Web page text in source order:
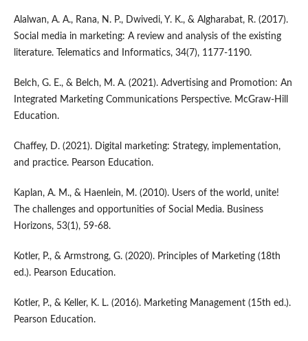
Alalwan, A. A., Rana, N. P., Dwivedi, Y. K., & Algharabat, R. (2017).
Social media in marketing: A review and analysis of the existing
literature. Telematics and Informatics, 34(7), 1177-1190.
Belch, G. E., & Belch, M. A. (2021). Advertising and Promotion: An
Integrated Marketing Communications Perspective. McGraw-Hill
Education.
Chaffey, D. (2021). Digital marketing: Strategy, implementation,
and practice. Pearson Education.
Kaplan, A. M., & Haenlein, M. (2010). Users of the world, unite!
The challenges and opportunities of Social Media. Business
Horizons, 53(1), 59-68.
Kotler, P., & Armstrong, G. (2020). Principles of Marketing (18th
ed.). Pearson Education.
Kotler, P., & Keller, K. L. (2016). Marketing Management (15th ed.).
Pearson Education.